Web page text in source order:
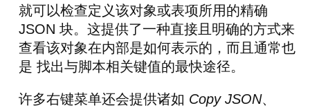
就可以检查定义该对象或表项所用的精确
JSON 块。这提供了一种直接且明确的方式来
查看该对象在内部是如何表示的，而且通常也
是 找出与脚本相关键值的最快途径。
许多右键菜单还会提供诸如 Copy JSON、